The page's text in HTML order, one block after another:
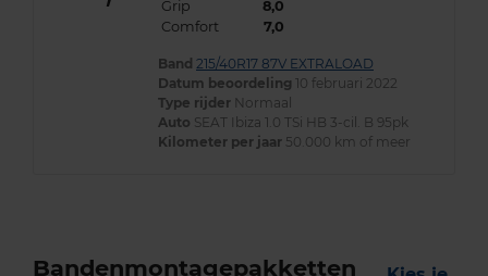
Grip
8,0
Comfort
7,0
Band 215/40R17 87V EXTRALOAD
Datum beoordeling 10 februari 2022
Type rijder Normaal
Auto SEAT Ibiza 1.0 TSi HB 3-cil. B 95pk
Kilometer per jaar 50.000 km of meer
Bandenmontagepakketten